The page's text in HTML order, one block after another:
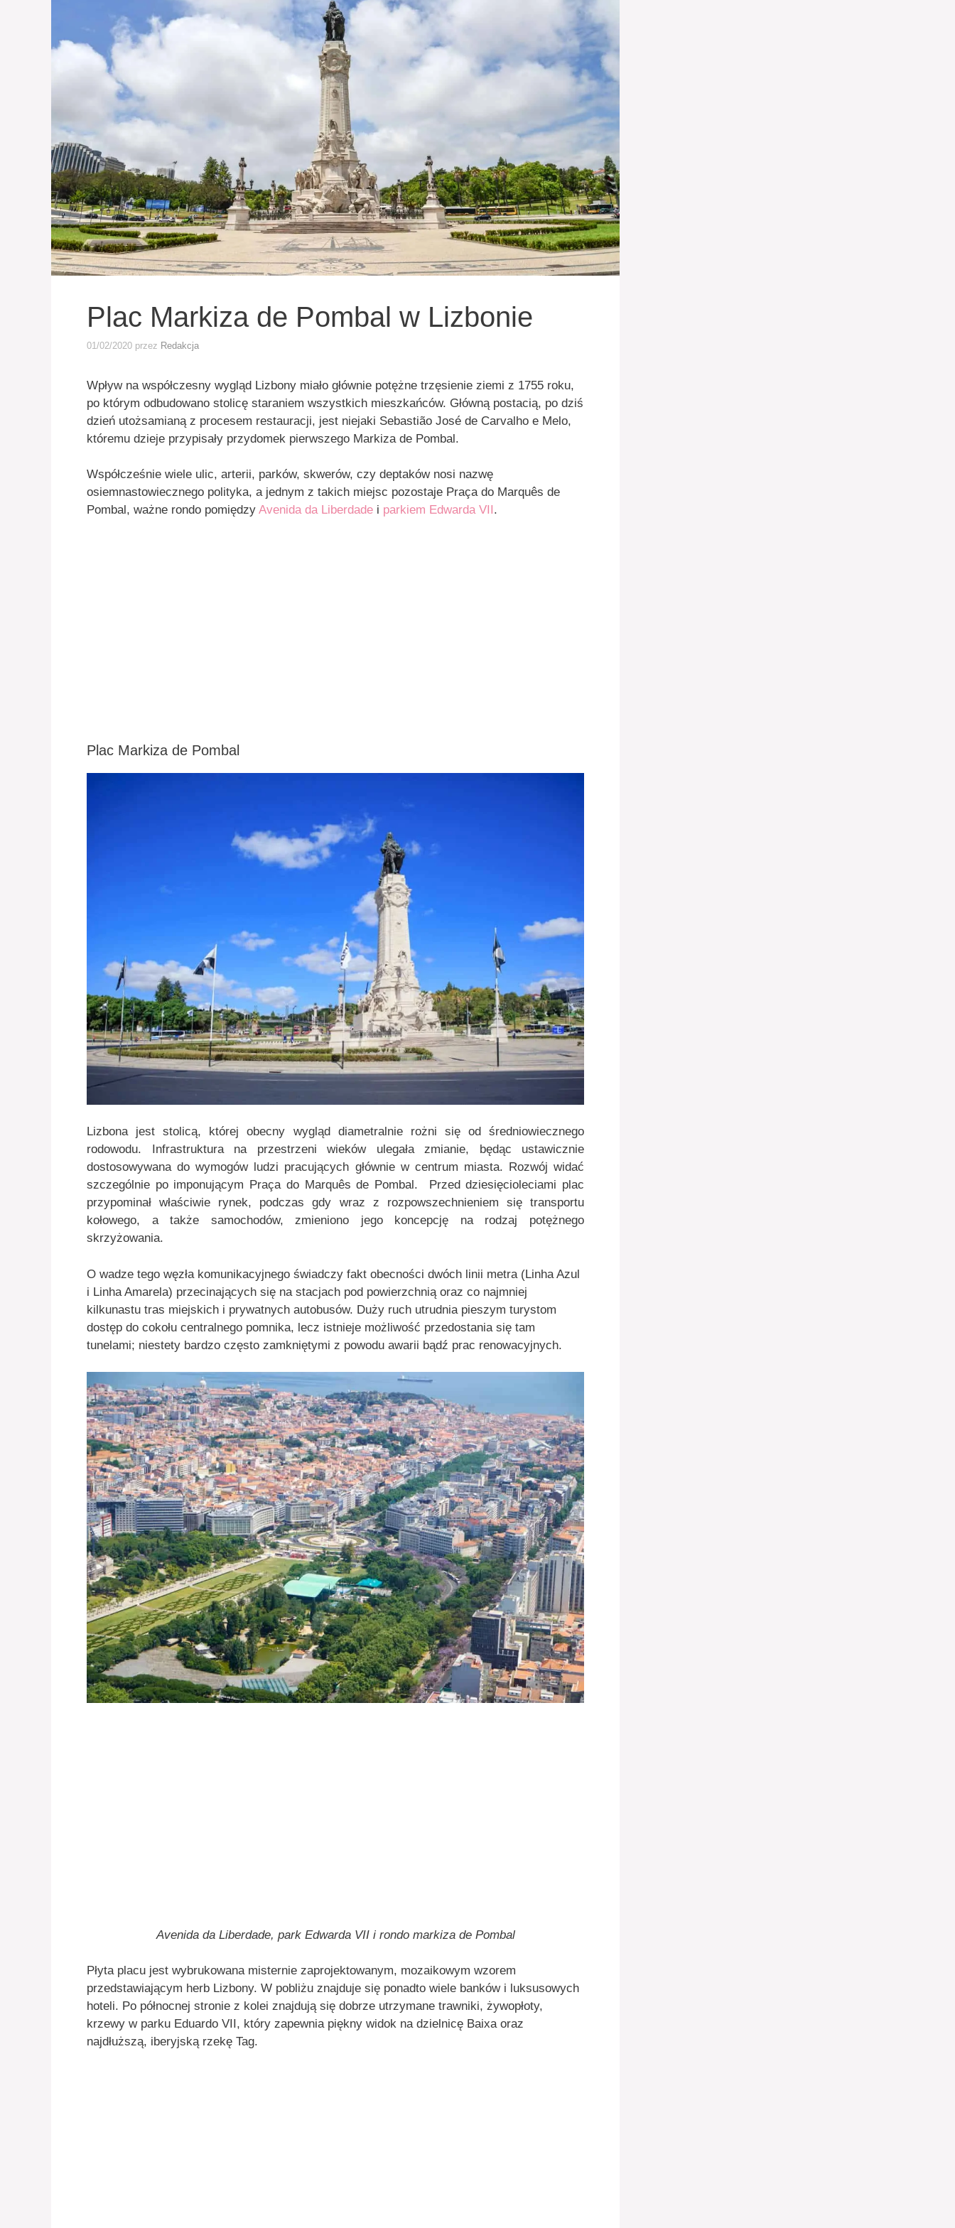
Plac Markiza de Pombal w Lizbonie
01/02/2020 przez Redakcja
Wpływ na współczesny wygląd Lizbony miało głównie potężne trzęsienie ziemi z 1755 roku,
po którym odbudowano stolicę staraniem wszystkich mieszkańców. Główną postacią, po dziś
dzień utożsamianą z procesem restauracji, jest niejaki Sebastião José de Carvalho e Melo,
któremu dzieje przypisały przydomek pierwszego Markiza de Pombal.
Współcześnie wiele ulic, arterii, parków, skwerów, czy deptaków nosi nazwę
osiemnastowiecznego polityka, a jednym z takich miejsc pozostaje Praça do Marquês de
Pombal, ważne rondo pomiędzy Avenida da Liberdade i parkiem Edwarda VII .
Plac Markiza de Pombal
Lizbona jest stolicą, której obecny wygląd diametralnie rożni się od średniowiecznego
rodowodu. Infrastruktura na przestrzeni wieków ulegała zmianie, będąc ustawicznie
dostosowywana do wymogów ludzi pracujących głównie w centrum miasta. Rozwój widać
szczególnie po imponującym Praça do Marquês de Pombal. Przed dziesięcioleciami plac
przypominał właściwie rynek, podczas gdy wraz z rozpowszechnieniem się transportu
kołowego, a także samochodów, zmieniono jego koncepcję na rodzaj potężnego
skrzyżowania.
O wadze tego węzła komunikacyjnego świadczy fakt obecności dwóch linii metra (Linha Azul
i Linha Amarela) przecinających się na stacjach pod powierzchnią oraz co najmniej
kilkunastu tras miejskich i prywatnych autobusów. Duży ruch utrudnia pieszym turystom
dostęp do cokołu centralnego pomnika, lecz istnieje możliwość przedostania się tam
tunelami; niestety bardzo często zamkniętymi z powodu awarii bądź prac renowacyjnych.
Avenida da Liberdade, park Edwarda VII i rondo markiza de Pombal
Płyta placu jest wybrukowana misternie zaprojektowanym, mozaikowym wzorem
przedstawiającym herb Lizbony. W pobliżu znajduje się ponadto wiele banków i luksusowych
hoteli. Po północnej stronie z kolei znajdują się dobrze utrzymane trawniki, żywopłoty,
krzewy w parku Eduardo VII, który zapewnia piękny widok na dzielnicę Baixa oraz
najdłuższą, iberyjską rzekę Tag.